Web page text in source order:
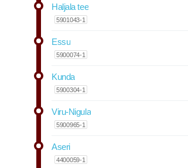
Haljala tee
5901043-1
Essu
5900074-1
Kunda
5900304-1
Viru-Nigula
5900965-1
Aseri
4400059-1